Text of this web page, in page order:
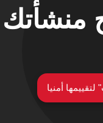
منشأتك
أمنيا